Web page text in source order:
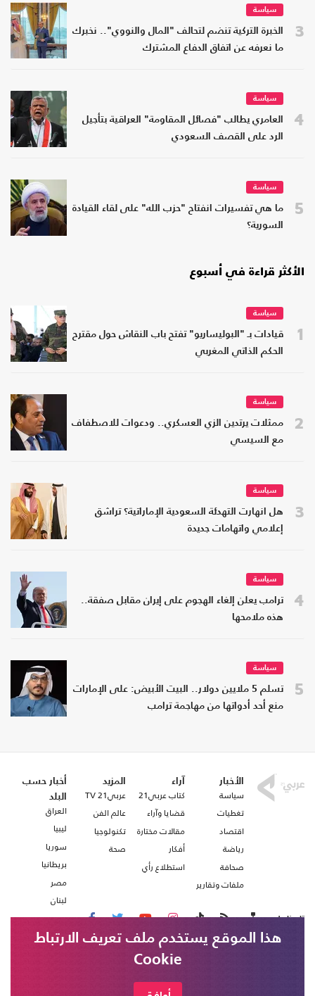
3
سياسة
الخبرة التركية تنضم لتحالف "المال والنووي".. نخبرك
ما نعرفه عن اتفاق الدفاع المشترك
4
سياسة
العامري يطالب "فصائل المقاومة" العراقية بتأجيل
الرد على القصف السعودي
5
سياسة
ما هي تفسيرات انفتاح "حزب الله" على لقاء القيادة
السورية؟
الأكثر قراءة في أسبوع
1
سياسة
قيادات بـ "البوليساريو" تفتح باب النقاش حول مقترح
الحكم الذاتي المغربي
2
سياسة
ممثلات يرتدين الزي العسكري.. ودعوات للاصطفاف
مع السيسي
3
سياسة
هل انهارت التهدئة السعودية الإماراتية؟ تراشق
إعلامي واتهامات جديدة
4
سياسة
ترامب يعلن إلغاء الهجوم على إيران مقابل صفقة..
هذه ملامحها
5
سياسة
تسلم 5 ملايين دولار.. البيت الأبيض: على الإمارات
منع أحد أدواتها من مهاجمة ترامب
الأخبار
سياسة
تغطيات
اقتصاد
رياضة
صحافة
ملفات وتقارير
آراء
كتاب عربي21
قضايا وآراء
مقالات مختارة
أفكار
استطلاع رأي
المزيد
عربي21 TV
عالم الفن
تكنولوجيا
صحة
أخبار حسب
البلد
العراق
ليبيا
سوريا
بريطانيا
مصر
لبنان
تابعنا على
هذا الموقع يستخدم ملف تعريف الارتباط
Cookie